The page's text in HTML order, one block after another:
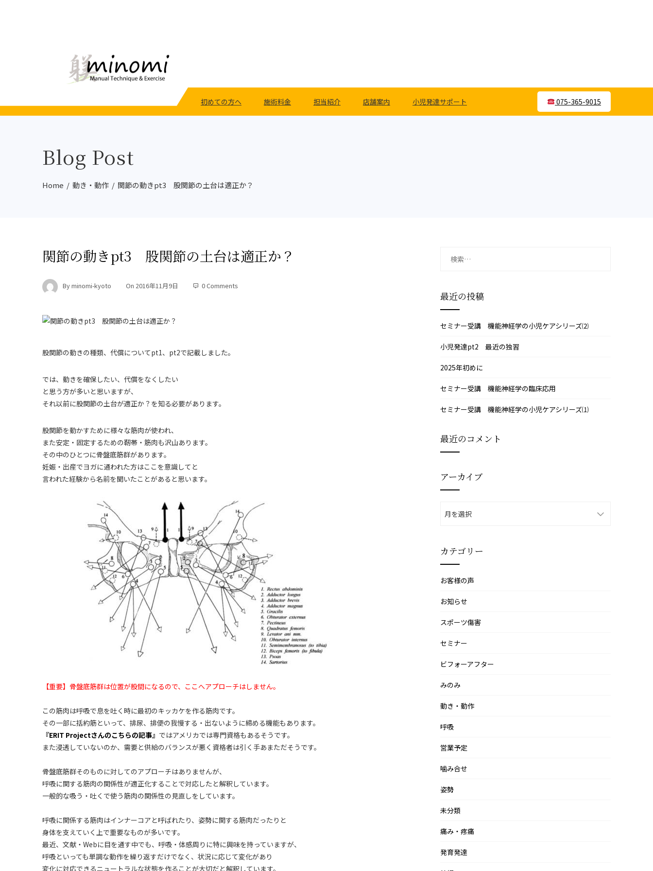
初めての方へ 施術料金 担当紹介 店舗案内 小児発達サポート 075-365-9015
Blog Post
Home 動き・動作 関節の動きpt3 股関節の土台は適正か？
関節の動きpt3 股関節の土台は適正か？
Byminomi-kyoto On 2016年11月9日 0 Comments
股関節の動きの種類、代償についてpt1、pt2で記載しました。
では、動きを確保したい、代償をなくしたい
と思う方が多いと思いますが、
それ以前に股関節の土台が適正か？を知る必要があります。
股関節を動かすために様々な筋肉が使われ、
また安定・固定するための靭帯・筋肉も沢山あります。
その中のひとつに骨盤底筋群があります。
妊娠・出産でヨガに通われた方はここを意識してと
言われた経験から名前を聞いたことがあると思います。
【重要】骨盤底筋群は位置が股間になるので、ここへアプローチはしません。
この筋肉は呼吸で息を吐く時に最初のキッカケを作る筋肉です。
その一部に括約筋といって、排尿、排便の我慢する・出ないように締める機能もあります。
『ERIT Projectさんのこちらの記事』 ではアメリカでは専門資格もあるそうです。
また浸透していないのか、需要と供給のバランスが悪く資格者は引く手あまただそうです。
骨盤底筋群そのものに対してのアプローチはありませんが、
呼吸に関する筋肉の関係性が適正化することで対応したと解釈しています。
一般的な吸う・吐くで使う筋肉の関係性の見直しをしています。
呼吸に関係する筋肉はインナーコアと呼ばれたり、姿勢に関する筋肉だったりと
身体を支えていく上で重要なものが多いです。
最近、文献・Webに目を通す中でも、呼吸・体感周りに特に興味を持っていますが、
呼吸といっても単調な動作を繰り返すだけでなく、状況に応じて変化があり
変化に対応できるニュートラルな状態を作ることが大切だと解釈しています。
最近の投稿
セミナー受講 機能神経学の小児ケアシリーズ⑵
小児発達pt2 最近の独習
2025年初めに
セミナー受講 機能神経学の臨床応用
セミナー受講 機能神経学の小児ケアシリーズ⑴
最近のコメント
アーカイブ
ー
ブ
カテゴリー
お客様の声
お知らせ
スポーツ傷害
セミナー
ビフォーアフター
みのみ
動き・動作
呼吸
営業予定
噛み合せ
姿勢
未分類
痛み・疼痛
発育発達